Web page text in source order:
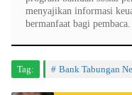
menyajikan informasi
bermanfaat bagi pembaca.
Tag: Bank Tabungan